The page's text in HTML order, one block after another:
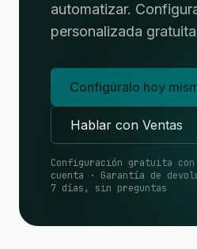
automatizar.
personalizada
Configúralo hoy
Hablar con Ventas
Configuración gratuita
cuenta · Garantía de
7 días, sin preguntas